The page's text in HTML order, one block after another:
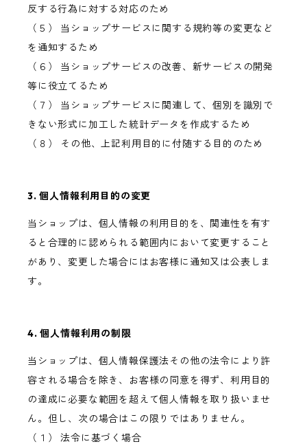
反する行為に対する対応のため
（５） 当ショップサービスに関する規約等の変更など
を通知するため
（６） 当ショップサービスの改善、新サービスの開発
等に役立てるため
（７） 当ショップサービスに関連して、個別を識別で
きない形式に加工した統計データを作成するため
（８） その他、上記利用目的に付随する目的のため
3. 個人情報利用目的の変更
当ショップは、個人情報の利用目的を、関連性を有す
ると合理的に認められる範囲内において変更すること
があり、変更した場合にはお客様に通知又は公表しま
す。
4. 個人情報利用の制限
当ショップは、個人情報保護法その他の法令により許
容される場合を除き、お客様の同意を得ず、利用目的
の達成に必要な範囲を超えて個人情報を取り扱いませ
ん。但し、次の場合はこの限りではありません。
（１） 法令に基づく場合